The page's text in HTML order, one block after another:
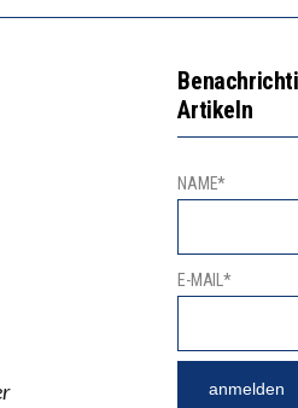
Artikeln
NAME*
E-MAIL*